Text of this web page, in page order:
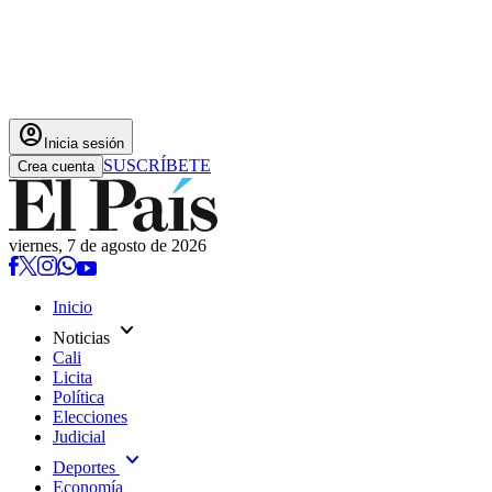
account_circle Inicia sesión
Crea cuenta SUSCRÍBETE
viernes, 7 de agosto de 2026
Inicio
Noticias expand_more
Cali
Licita
Política
Elecciones
Judicial
Deportes expand_more
Economía